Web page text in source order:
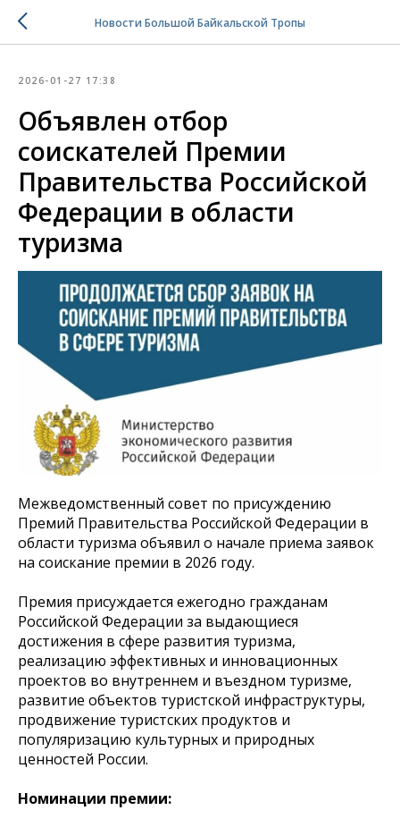
Новости Большой Байкальской Тропы
2026-01-27 17:38
Объявлен отбор
соискателей Премии
Правительства Российской
Федерации в области
туризма
Межведомственный совет по присуждению
Премий Правительства Российской Федерации в
области туризма объявил о начале приема заявок
на соискание премии в 2026 году.
Премия присуждается ежегодно гражданам
Российской Федерации за выдающиеся
достижения в сфере развития туризма,
реализацию эффективных и инновационных
проектов во внутреннем и въездном туризме,
развитие объектов туристской инфраструктуры,
продвижение туристских продуктов и
популяризацию культурных и природных
ценностей России.
Номинации премии: